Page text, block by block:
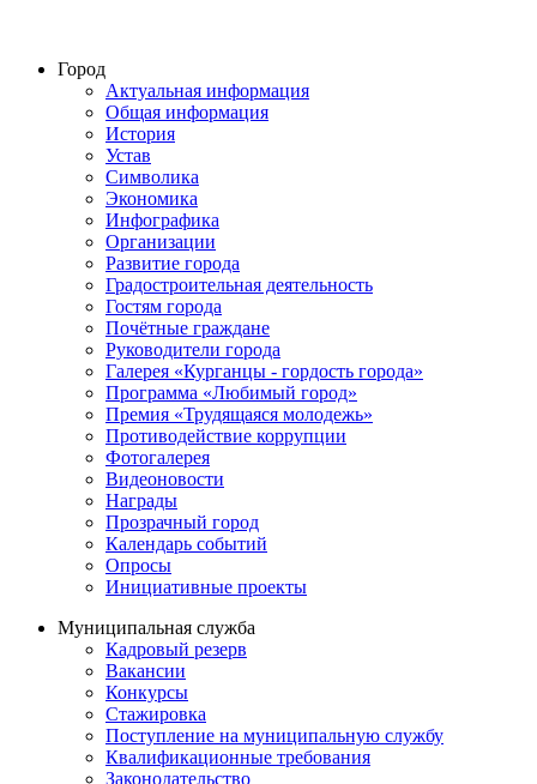
Город
Актуальная информация
Общая информация
История
Устав
Символика
Экономика
Инфографика
Организации
Развитие города
Градостроительная деятельность
Гостям города
Почётные граждане
Руководители города
Галерея «Курганцы - гордость города»
Программа «Любимый город»
Премия «Трудящаяся молодежь»
Противодействие коррупции
Фотогалерея
Видеоновости
Награды
Прозрачный город
Календарь событий
Опросы
Инициативные проекты
Муниципальная служба
Кадровый резерв
Вакансии
Конкурсы
Стажировка
Поступление на муниципальную службу
Квалификационные требования
Законодательство